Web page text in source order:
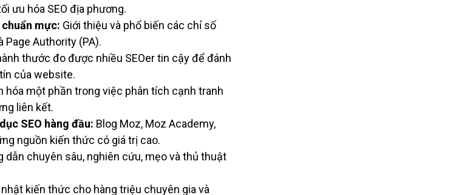
ưu hóa SEO địa phương.
mực: Giới thiệu và phổ biến các chỉ số
Page Authority (PA).
thước đo được nhiều SEOer tin cậy để đánh
của website.
hóa một phần trong việc phân tích cạnh tranh
liên kết.
SEO hàng đầu: Blog Moz, Moz Academy,
nguồn kiến thức có giá trị cao.
dẫn chuyên sâu, nghiên cứu, mẹo và thủ thuật
kiến thức cho hàng triệu chuyên gia và